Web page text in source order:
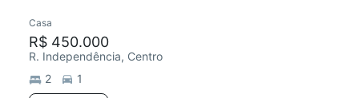
Casa
R$ 450.000
R. Independência, Centro
2
1